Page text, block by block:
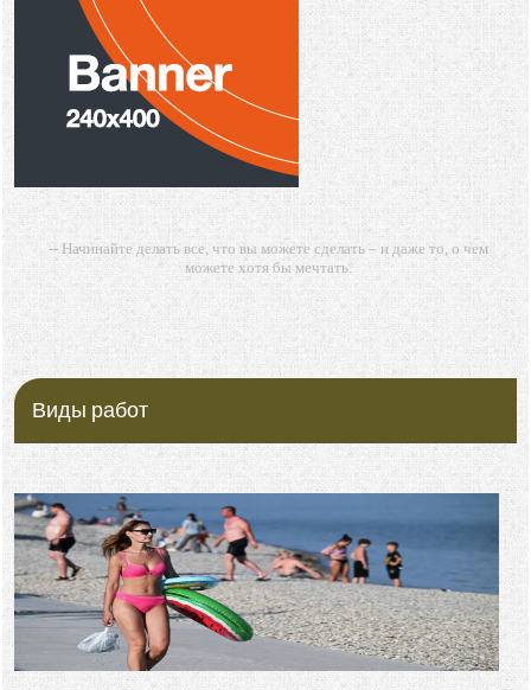
-- Начинайте делать все, что вы можете сделать – и даже то, о чем
можете хотя бы мечтать.
-- Все дело в мыслях. Мысль — начало всего. И мыслями можно
управлять. И поэтому главное дело совершенствования: работать над
мыслями.
-- Идите уверенно по направлению к мечте. Живите той жизнью,
глупость. Из всех страхов самый пугающий — самолюбование.
-- Лучшее, что можно сделать с хорошим советом, это пропустить его
мимо ушей. Он никогда не бывает полезен никому, кроме того, кто его
-- Люблю давать советы и очень не люблю, когда их дают мне.
Виды работ